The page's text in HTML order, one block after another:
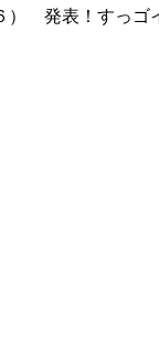
） 発表！すっゴ